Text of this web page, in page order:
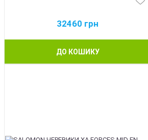
32460 грн
ДО КОШИКУ